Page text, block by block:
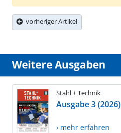
vorheriger Artikel
Weitere Ausgaben
Stahl + Technik
Ausgabe 3 (2026)
› mehr erfahren